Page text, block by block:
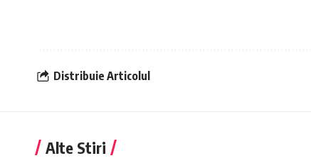
Distribuie Articolul
Alte Stiri